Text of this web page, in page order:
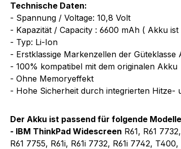
Technische Daten:
- Spannung / Voltage: 10,8 Volt
- Kapazität / Capacity : 6600 mAh ( Akku
- Typ: Li-Ion
- Erstklassige Markenzellen der Güteklasse
- 100% kompatibel mit dem originalen Akku
- Ohne Memoryeffekt
- Hohe Sicherheit durch integrierten Hitze-
Der Akku ist passend für folgende
- IBM ThinkPad Widescreen R61, R61
R61 7755, R61i, R61i 7732, R61i 7742,